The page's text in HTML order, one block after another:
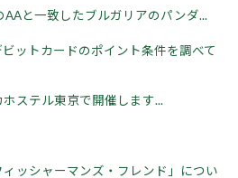
AAと一致したブルガリアのパンダ...
ットカードのポイント条件を調べて
ステル東京で開催します...
ッシャーマンズ・フレンド」につい